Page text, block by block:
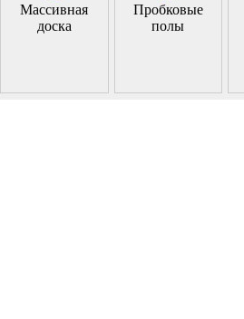
Массивная
доска
Пробковые
полы